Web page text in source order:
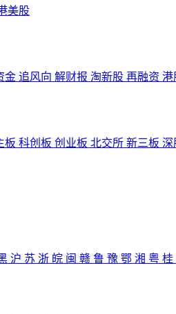
美股
金 追风向 解财报 淘新股 再融资
板 科创板 创业板 北交所 新三板
沪 苏 浙 皖 闽 赣 鲁 豫 鄂 湘 粤 桂